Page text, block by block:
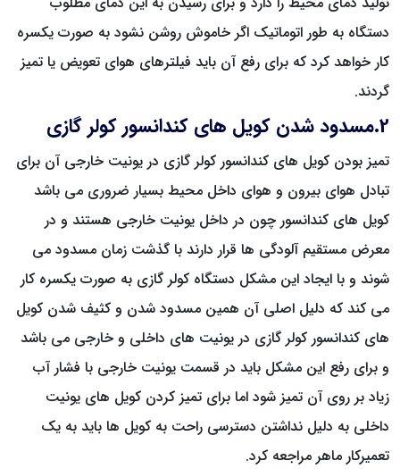
دستگاه به طور اتوماتیک اگر خاموش روشن نشود به صورت یکسره
کار خواهد کرد که برای رفع آن باید فیلترهای هوای تعویض یا تمیز
گردند.
2.مسدود شدن کویل های کندانسور کولر گازی
تمیز بودن کویل های کندانسور کولر گازی در یونیت خارجی آن برای
تبادل هوای بیرون و هوای داخل محیط بسیار ضروری می باشد
کویل های کندانسور چون در داخل یونیت خارجی هستند و در
معرض مستقیم آلودگی ها قرار دارند با گذشت زمان مسدود می
شوند و با ایجاد این مشکل دستگاه کولر گازی به صورت یکسره کار
می کند که دلیل اصلی آن همین مسدود شدن و کثیف شدن کویل
های کندانسور کولر گازی در یونیت های داخلی و خارجی می باشد
و برای رفع این مشکل باید در قسمت یونیت خارجی با فشار آب
زیاد بر روی آن تمیز شود اما برای تمیز کردن کویل های یونیت
داخلی به دلیل نداشتن دسترسی راحت به کویل ها باید به یک
تعمیرکار ماهر مراجعه کرد.